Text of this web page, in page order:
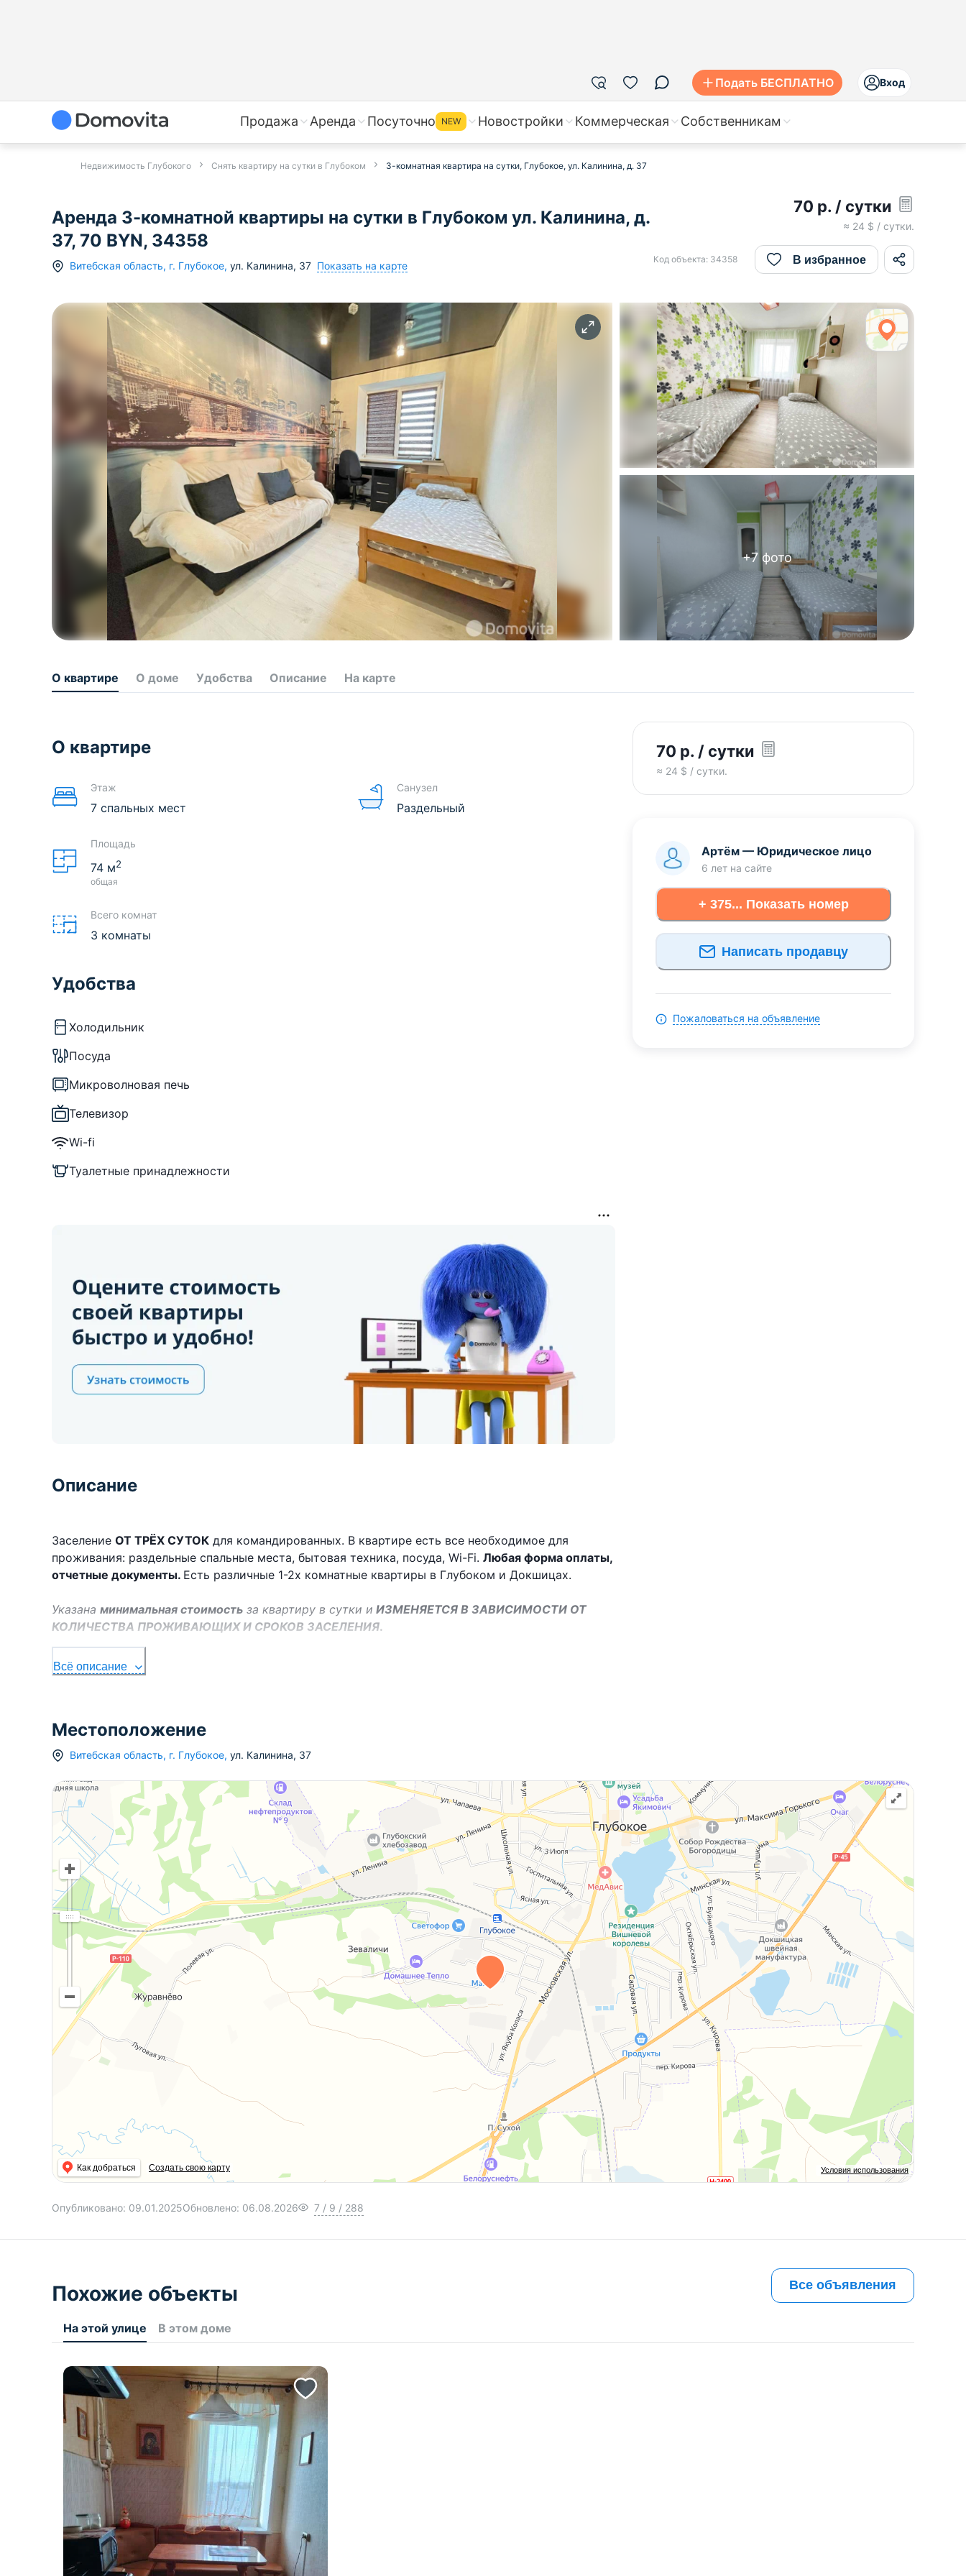
Подать БЕСПЛАТНО Вход
Продажа Аренда Посуточно NEW Новостройки Коммерческая Собственникам
Недвижимость Глубокого Снять квартиру на сутки в Глубоком 3-комнатная квартира на сутки, Глубокое, ул. Калинина, д. 37
Аренда 3-комнатной квартиры на сутки в Глубоком ул. Калинина, д.
37, 70 BYN, 34358
Витебская область, г. Глубокое, ул. Калинина, 37 Показать на карте
70 р. / сутки
≈ 24 $ / сутки.
Код объекта: 34358 В избранное
+7фото
О квартире О доме Удобства Описание На карте
О квартире
Этаж
7 спальных мест
Площадь
74 м2
общая
Всего комнат
3 комнаты
Санузел
Раздельный
Удобства
Холодильник
Посуда
Микроволновая печь
Телевизор
Wi-fi
Туалетные принадлежности
Описание
Заселение ОТ ТРЁХ СУТОК для командированных. В квартире есть все необходимое для
проживания: раздельные спальные места, бытовая техника, посуда, Wi-Fi. Любая форма оплаты,
отчетные документы. Есть различные 1-2х комнатные квартиры в Глубоком и Докшицах.
Указана минимальная стоимость за квартиру в сутки и ИЗМЕНЯЕТСЯ В ЗАВИСИМОСТИ ОТ
КОЛИЧЕСТВА ПРОЖИВАЮЩИХ И СРОКОВ ЗАСЕЛЕНИЯ.
Всё описание
70 р. / сутки
≈ 24 $ / сутки.
Артём — Юридическое лицо
6 лет на сайте
+ 375... Показать номер
Написать продавцу
Пожаловаться на объявление
Местоположение
Витебская область, г. Глубокое, ул. Калинина, 37
Условия использования
Как добраться Создать свою карту
Опубликовано: 09.01.2025Обновлено: 06.08.2026 7 / 9 / 288
Похожие объекты Все объявления
На этой улице В этом доме